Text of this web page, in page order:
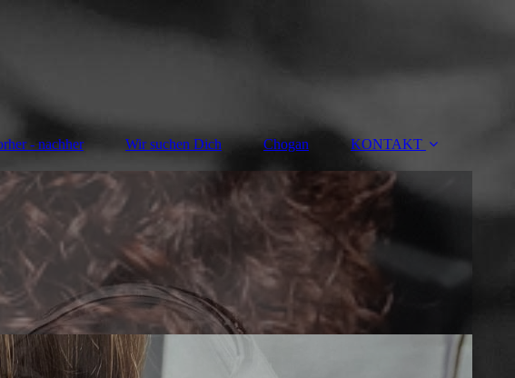
- nachher Wir suchen Dich Chogan KONTAKT